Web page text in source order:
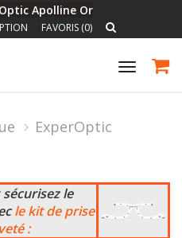
Apolline Or
FAVORIS (0)
Toggle
ExperOptic
le
le kit de prise
: